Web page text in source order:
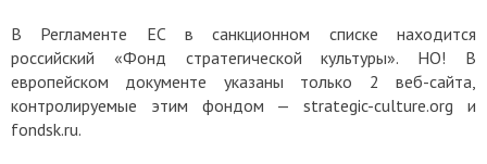
В Регламенте ЕС в санкционном списке находится
российский «Фонд стратегической культуры». НО! В
европейском документе указаны только 2 веб-сайта,
контролируемые этим фондом — strategic-culture.org и
fondsk.ru.